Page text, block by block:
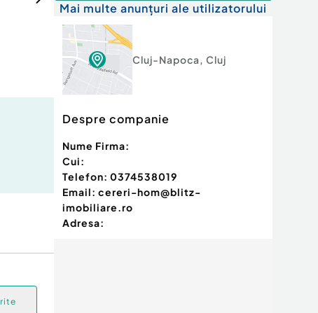
Mai multe anunțuri ale utilizatorului
Cluj-Napoca, Cluj
Despre companie
Nume Firma:
Cui:
Telefon: 0374538019
Email: cereri-hom@blitz-
imobiliare.ro
Adresa: